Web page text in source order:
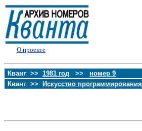
О проекте
Квант >> 1981 год >> номер 9
Квант >>
Искусство программирования